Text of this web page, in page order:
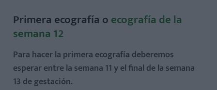
Primera ecografía oecografía de la
semana 12
Para hacer la primera ecografía deberemos
esperar entre la semana 11 y el final de la semana
13 de gestación.